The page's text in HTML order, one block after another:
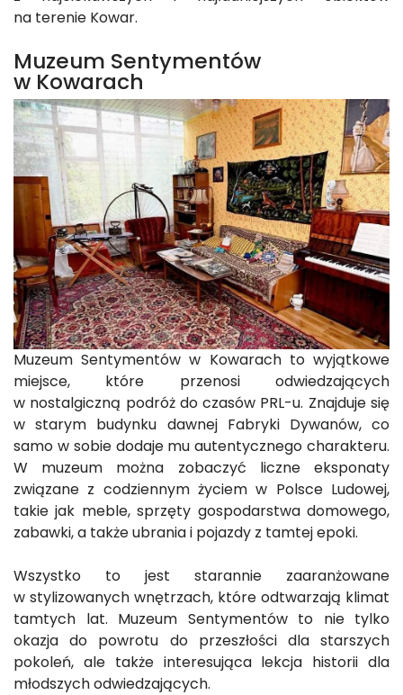
na terenie Kowar.
Muzeum Sentymentów
w Kowarach
Muzeum Sentymentów w Kowarach to wyjątkowe
miejsce, które przenosi odwiedzających
w nostalgiczną podróż do czasów PRL-u. Znajduje się
w starym budynku dawnej Fabryki Dywanów, co
samo w sobie dodaje mu autentycznego charakteru.
W muzeum można zobaczyć liczne eksponaty
związane z codziennym życiem w Polsce Ludowej,
takie jak meble, sprzęty gospodarstwa domowego,
zabawki, a także ubrania i pojazdy z tamtej epoki.
Wszystko to jest starannie zaaranżowane
w stylizowanych wnętrzach, które odtwarzają klimat
tamtych lat. Muzeum Sentymentów to nie tylko
okazja do powrotu do przeszłości dla starszych
pokoleń, ale także interesująca lekcja historii dla
młodszych odwiedzających.